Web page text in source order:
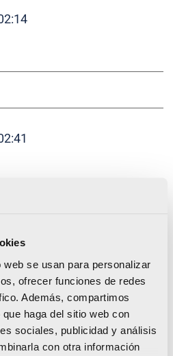
se usan para personalizar
ofrecer funciones de redes
Además, compartimos
haga del sitio web con
sociales, publicidad y análisis
con otra información